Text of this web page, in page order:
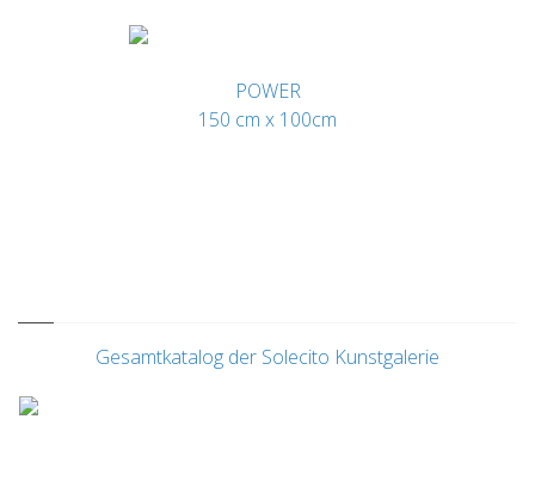
POWER
150 cm x 100cm
Gesamtkatalog der Solecito Kunstgalerie